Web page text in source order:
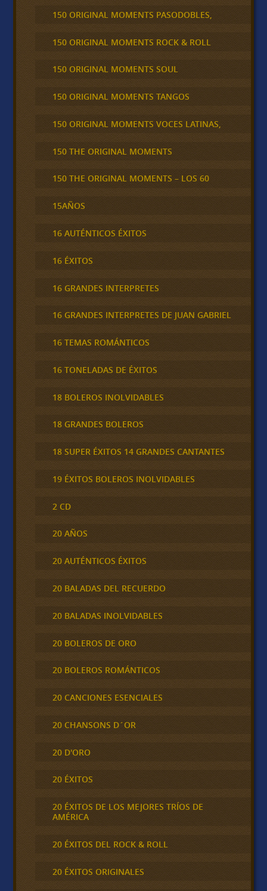
150 ORIGINAL MOMENTS PASODOBLES,
150 ORIGINAL MOMENTS ROCK & ROLL
150 ORIGINAL MOMENTS SOUL
150 ORIGINAL MOMENTS TANGOS
150 ORIGINAL MOMENTS VOCES LATINAS,
150 THE ORIGINAL MOMENTS
150 THE ORIGINAL MOMENTS – LOS 60
15AÑOS
16 AUTÉNTICOS ÉXITOS
16 ÉXITOS
16 GRANDES INTERPRETES
16 GRANDES INTERPRETES DE JUAN GABRIEL
16 TEMAS ROMÁNTICOS
16 TONELADAS DE ÉXITOS
18 BOLEROS INOLVIDABLES
18 GRANDES BOLEROS
18 SUPER ÉXITOS 14 GRANDES CANTANTES
19 ÉXITOS BOLEROS INOLVIDABLES
2 CD
20 AÑOS
20 AUTÉNTICOS ÉXITOS
20 BALADAS DEL RECUERDO
20 BALADAS INOLVIDABLES
20 BOLEROS DE ORO
20 BOLEROS ROMÁNTICOS
20 CANCIONES ESENCIALES
20 CHANSONS D´OR
20 D'ORO
20 ÉXITOS
20 ÉXITOS DE LOS MEJORES TRÍOS DE
AMÉRICA
20 ÉXITOS DEL ROCK & ROLL
20 ÉXITOS ORIGINALES